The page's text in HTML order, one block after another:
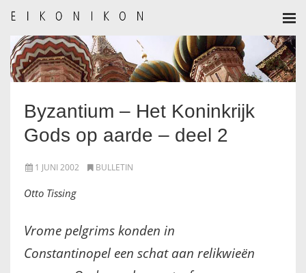
HOME
AANMELDEN
BULLETIN
BULLETIN ARCHIEF
ALGEMEEN
Byzantium – Het Koninkrijk
Gods op aarde – deel 2
1 JUNI 2002 BULLETIN
Otto Tissing
Vrome pelgrims konden in
Constantinopel een schat aan relikwieën